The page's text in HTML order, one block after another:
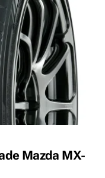
Mazda MX-